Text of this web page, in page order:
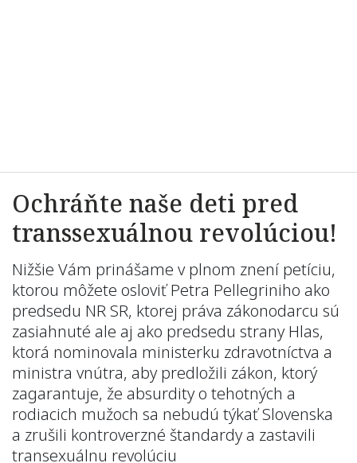
Ochráňte naše deti pred
transsexuálnou revolúciou!
Nižšie Vám prinášame v plnom znení petíciu,
ktorou môžete osloviť Petra Pellegriniho ako
predsedu NR SR, ktorej práva zákonodarcu sú
zasiahnuté ale aj ako predsedu strany Hlas,
ktorá nominovala ministerku zdravotníctva a
ministra vnútra, aby predložili zákon, ktorý
zagarantuje, že absurdity o tehotných a
rodiacich mužoch sa nebudú týkať Slovenska
a zrušili kontroverzné štandardy a zastavili
transexuálnu revolúciu